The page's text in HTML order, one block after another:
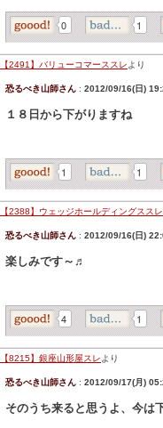
0 1
【2491】バリューコマーススレ より
恐るべき山師さん : 2012/09/16(日)
１８日から下がりますね
1 1
【2388】ウェッジホールディングススレ
恐るべき山師さん : 2012/09/16(日)
楽しみです～♬
4 1
【8215】銀座山形屋スレ より
恐るべき山師さん : 2012/09/17(月)
そのうち来ると思うよ、今は